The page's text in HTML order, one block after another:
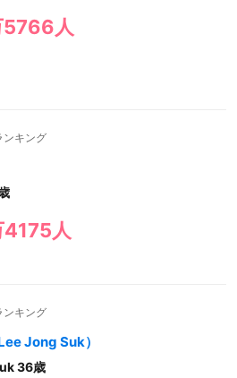
人
ンキング
人
ンキング
Jong Suk）
36歳